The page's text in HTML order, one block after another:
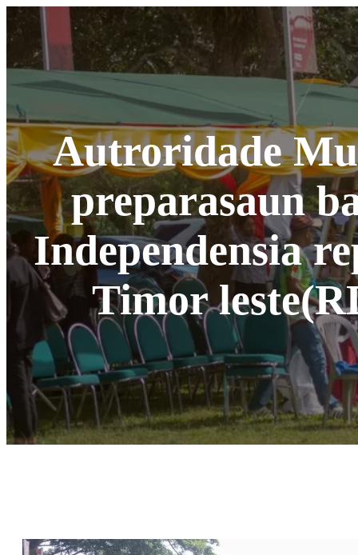
Autroridade
preparasaun
Independensia
Timor